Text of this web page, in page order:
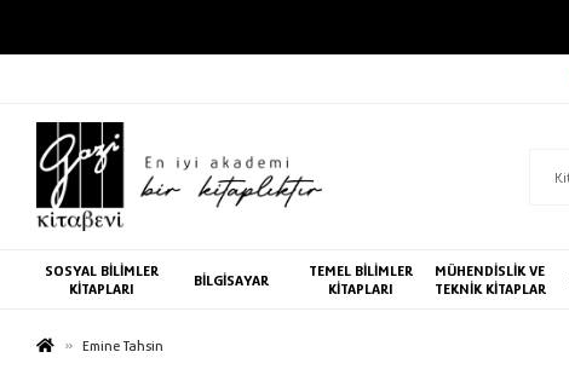
SOSYAL BİLİMLER
KİTAPLARI
BİLGİSAYAR
TEMEL BİLİMLER
KİTAPLARI
MÜHENDİSLİK VE
TEKNİK KİTAPLAR
Emine Tahsin